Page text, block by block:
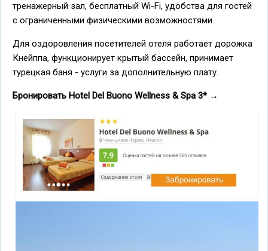
тренажерный зал, бесплатный Wi-Fi, удобства для гостей
с ограниченными физическими возможностями.
Для оздоровления посетителей отеля работает дорожка
Кнейппа, функционирует крытый бассейн, принимает
турецкая баня - услуги за дополнительную плату.
Бронировать Hotel Del Buono Wellness & Spa 3*→